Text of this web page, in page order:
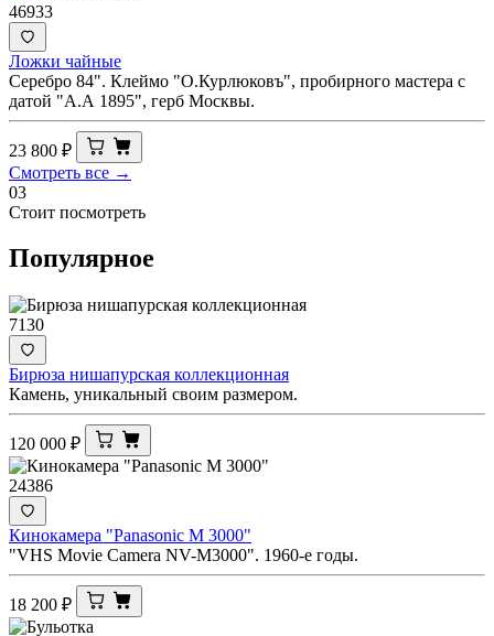
46933
Ложки чайные
Серебро 84". Клеймо "О.Курлюковъ", пробирного мастера с
датой "А.А 1895", герб Москвы.
23 800 ₽
Смотреть все →
03
Стоит посмотреть
Популярное
7130
Бирюза нишапурская коллекционная
Камень, уникальный своим размером.
120 000 ₽
24386
Кинокамера "Panasonic M 3000"
"VHS Movie Camera NV-M3000". 1960-е годы.
18 200 ₽